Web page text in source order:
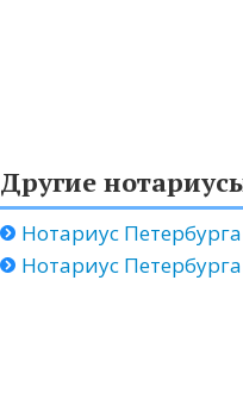
Другие
Нотариус
Нотариус